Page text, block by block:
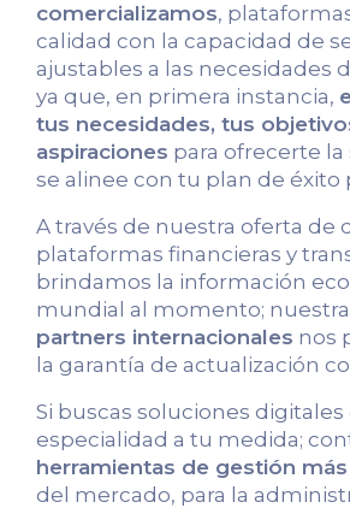
comercializamos,
calidad con la capacidad de
ajustables a las necesidades
ya que, en primera instancia,
tus necesidades, tus
aspiraciones para ofrecerte
se alinee con tu plan de éxito
A través de nuestra oferta de
plataformas financieras y
brindamos la información
mundial al momento;
partners internacionales nos
la garantía de actualización
Si buscas soluciones digitales
especialidad a tu medida;
herramientas de gestión
del mercado, para la